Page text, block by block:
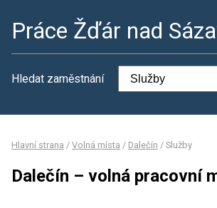
Práce Žďár nad
Hledat zaměstnání
Hlavní strana / Volná místa / Dalečín / Služby
Dalečín – volná pracovní